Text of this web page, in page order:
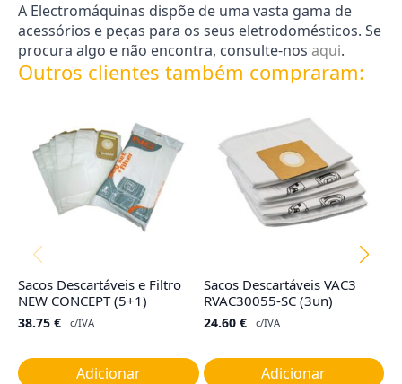
A Electromáquinas dispõe de uma vasta gama de
acessórios e peças para os seus eletrodomésticos. Se
procura algo e não encontra, consulte-nos aqui.
Outros clientes também compraram:
Sacos Descartáveis e Filtro
NEW CONCEPT (5+1)
38.75 € c/IVA
Adicionar
Sacos Descartáveis VAC3
RVAC30055-SC (3un)
24.60 € c/IVA
Adicionar